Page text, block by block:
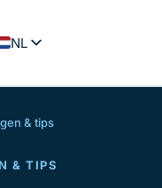
NL
ES
& tips
& TIPS